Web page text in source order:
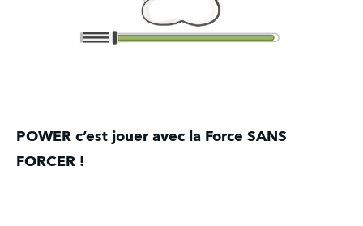
POWER c’est jouer avec la Force SANS
FORCER !